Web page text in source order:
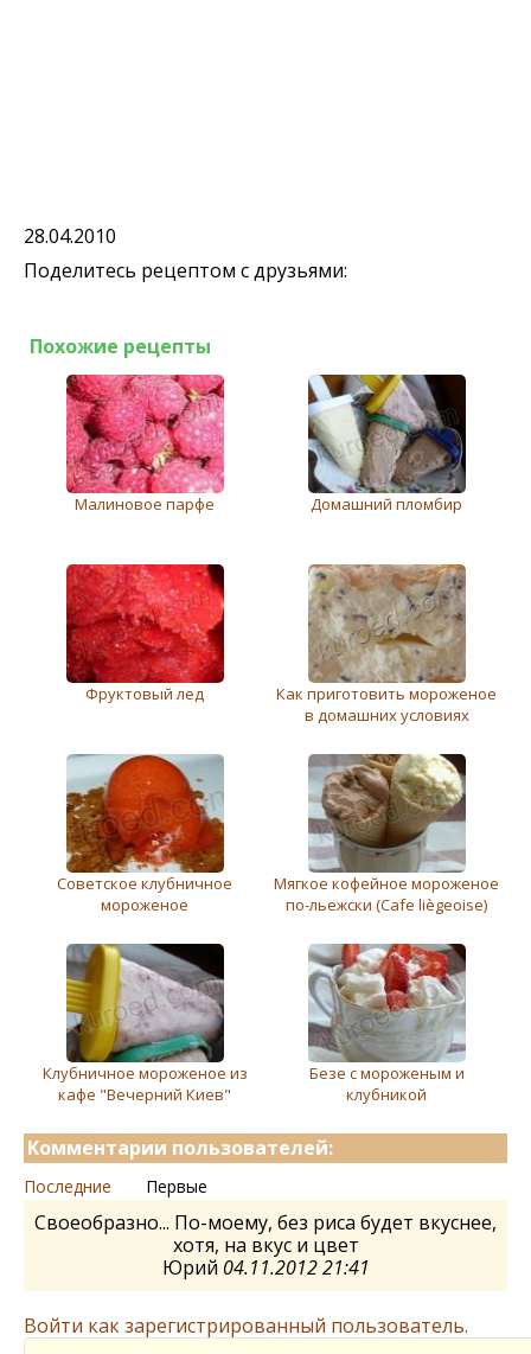
28.04.2010
Поделитесь рецептом с друзьями:
Похожие рецепты
Малиновое парфе Домашний пломбир
Фруктовый лед
Как приготовить мороженое
в домашних условиях
Советское клубничное
мороженое
Мягкое кофейное мороженое
по-льежски (Cafe liègeoise)
Клубничноe морожeноe из
кафе "Вечерний Киев"
Бeзe с морожeным и
клубникой
Комментарии пользователей:
Последние Первые
Своеобразно... По-моему, без риса будет вкуснее,
хотя, на вкус и цвет
Юрий 04.11.2012 21:41
Войти как зарегистрированный пользователь.